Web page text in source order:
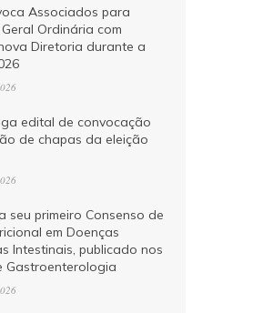
Associados para
Ordinária com
Diretoria durante a
edital de convocação
de chapas da eleição
seu primeiro Consenso de
em Doenças
Intestinais, publicado nos
Gastroenterologia